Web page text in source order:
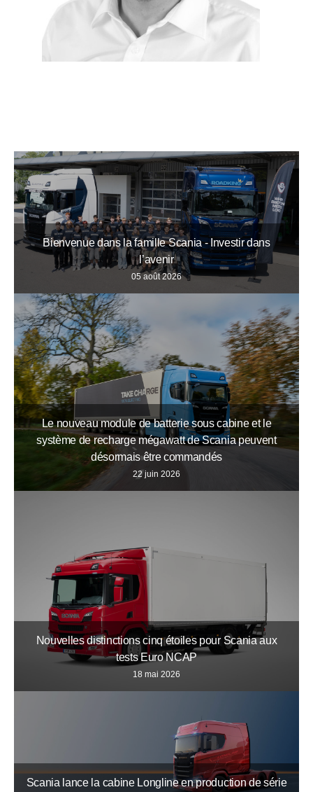
Bienvenue dans la famille Scania - Investir dans
l’avenir
05 août 2026
Le nouveau module de batterie sous cabine et le
système de recharge mégawatt de Scania peuvent
désormais être commandés
22 juin 2026
Nouvelles distinctions cinq étoiles pour Scania aux
tests Euro NCAP
18 mai 2026
Scania lance la cabine Longline en production de série